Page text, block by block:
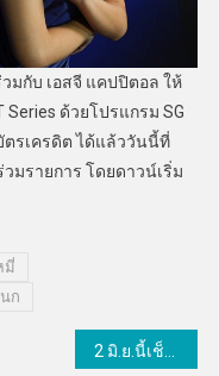
กับ เอสจี แคปปิตอล ให้
ด้วยโปรแกรม SG
ตรเครดิต ได้แล้ววันนี้ที่
มรายการ โดยดาวน์เริ่ม
มี่
ก